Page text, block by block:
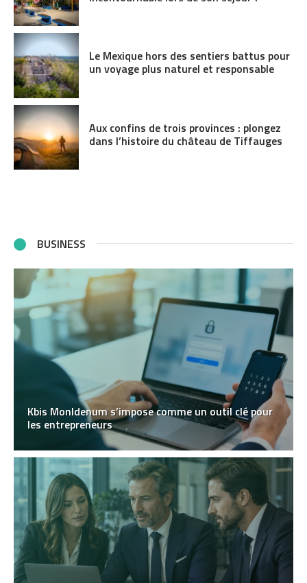
Le Mexique hors des sentiers battus pour
un voyage plus naturel et responsable
Aux confins de trois provinces : plongez
dans l’histoire du château de Tiffauges
BUSINESS
Kbis MonIdenum s’impose comme un outil clé pour
les entrepreneurs